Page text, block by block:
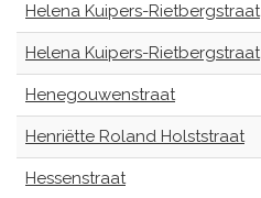
Helena Kuipers-Rietbergstraat
Helena Kuipers-Rietbergstraat
Henegouwenstraat
Henriëtte Roland Holststraat
Hessenstraat